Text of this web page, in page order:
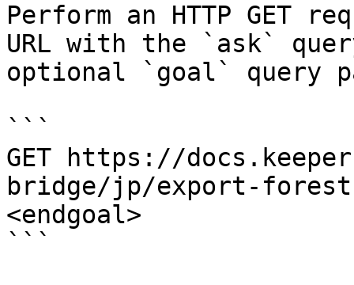
Perform an HTTP GET
URL with the `ask`
optional `goal` query
```
GET https://
bridge/jp/export-
<endgoal>
```